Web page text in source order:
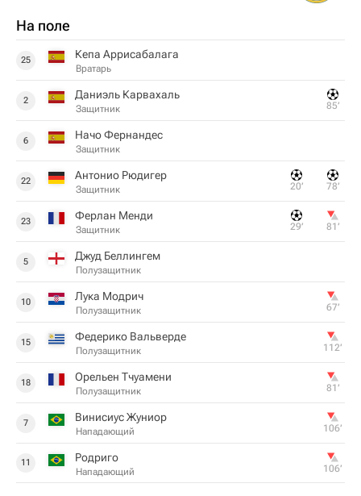
На поле
25 Кепа Аррисабалага
Вратарь
2 Даниэль Карвахаль
Защитник 85‎’‎
6 Начо Фернандес
Защитник
22 Антонио Рюдигер
Защитник 20‎’‎ 78‎’‎
23 Ферлан Менди
Защитник 29‎’‎ 81‎’‎
5 Джуд Беллингем
Полузащитник
10 Лука Модрич
Полузащитник 67‎’‎
15 Федерико Вальверде
Полузащитник 112‎’‎
18 Орельен Тчуамени
Полузащитник 81‎’‎
7 Винисиус Жуниор
Нападающий 106‎’‎
11 Родриго
Нападающий 106‎’‎